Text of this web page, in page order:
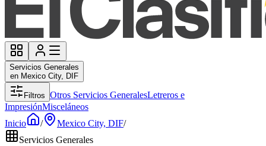
Servicios Generales
en Mexico City, DIF
Filtros Otros Servicios GeneralesLetreros e
ImpresiónMisceláneos
Inicio
/ Mexico City, DIF/
Servicios Generales